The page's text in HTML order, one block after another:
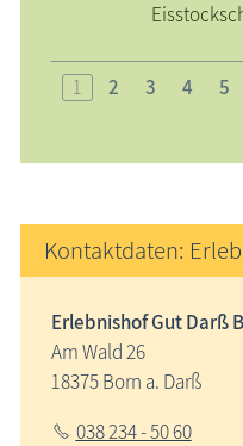
1 2 3 4 5
Kontaktdaten:
Erlebnishof Gut Darß
Am Wald 26
18375 Born a. Darß
038 234 - 50 60